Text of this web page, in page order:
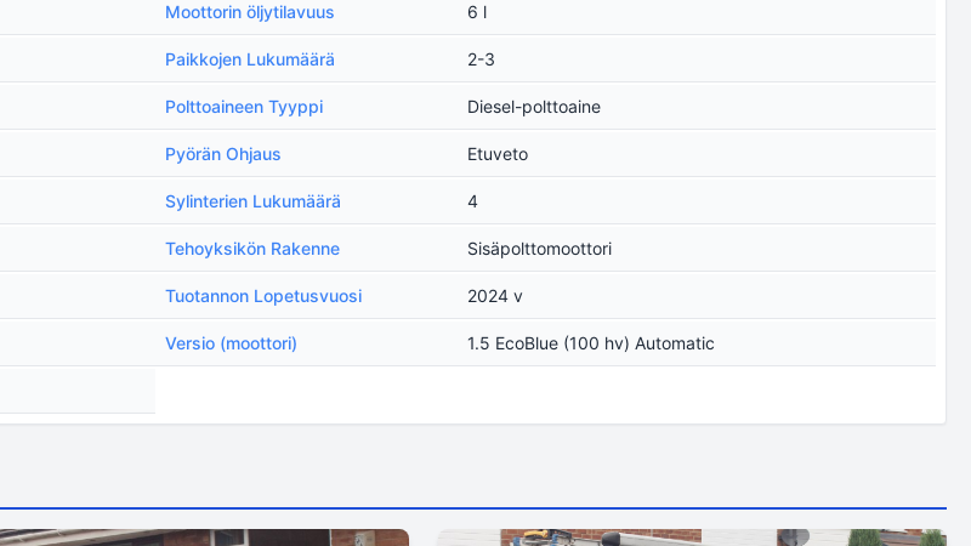
Moottorin öljytilavuus 6 l
Paikkojen Lukumäärä 2-3
Polttoaineen Tyyppi Diesel-polttoaine
Pyörän Ohjaus Etuveto
Sylinterien Lukumäärä 4
Tehoyksikön Rakenne Sisäpolttomoottori
Tuotannon Lopetusvuosi 2024 v
Versio (moottori) 1.5 EcoBlue (100 hv) Automatic